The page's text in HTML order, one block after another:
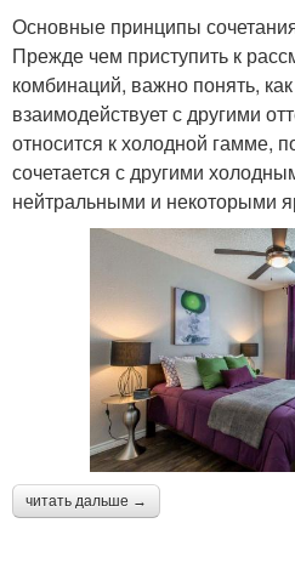
Основные принципы
Прежде чем приступить к
комбинаций, важно понять,
взаимодействует с другими
относится к холодной гамме,
сочетается с другими
нейтральными и некоторыми
читать дальше →